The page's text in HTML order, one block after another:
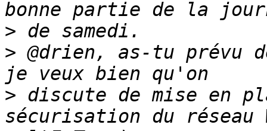
>
> @drien, as-tu prévu
> discute de mise en